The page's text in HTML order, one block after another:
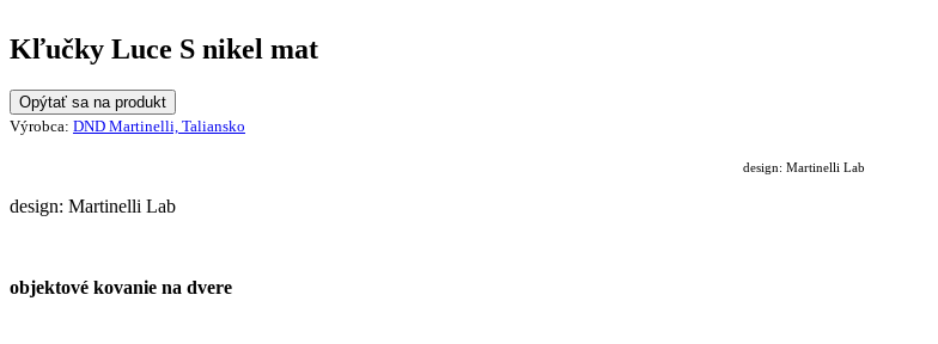
Kľučky Luce S nikel mat
Opýtať sa na produkt
Výrobca: DND Martinelli, Taliansko
design: Martinelli Lab
design: Martinelli Lab
objektové kovanie na dvere